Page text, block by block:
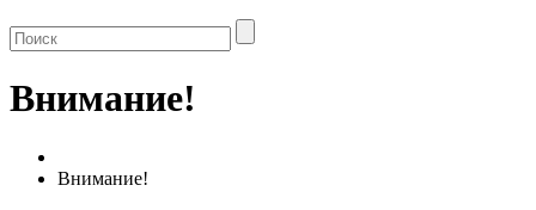
Внимание!
Внимание!